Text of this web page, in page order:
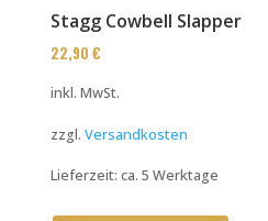
Stagg Cowbell Slapper
22,90€
inkl. MwSt.
zzgl.Versandkosten
Lieferzeit:ca. 5 Werktage